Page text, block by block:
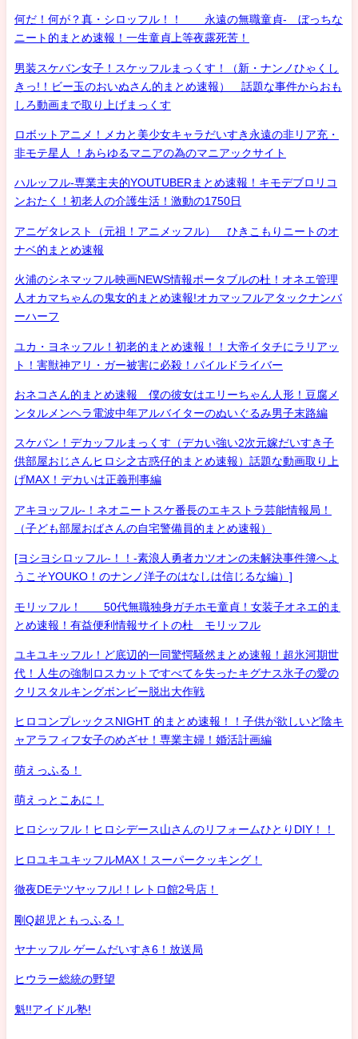
何だ！何が？真・シロッフル！！ 永遠の無職童貞- ぼっちな
ニート的まとめ速報！一生童貞上等夜露死苦！
男装スケバン女子！スケッフルまっくす！（新・ナンノひゃくし
きっ!！ビー玉のおいぬさん的まとめ速報） 話題な事件からおも
しろ動画まで取り上げまっくす
ロボットアニメ！メカと美少女キャラだいすき永遠の非リア充・
非モテ星人 ！あらゆるマニアの為のマニアックサイト
ハルッフル-専業主夫的YOUTUBERまとめ速報！キモデブロリコ
ンおたく！初老人の介護生活！激動の1750日
アニゲタレスト（元祖！アニメッフル） ひきこもりニートのオ
ナベ的まとめ速報
火浦のシネマッフル映画NEWS情報ポータブルの杜！オネエ管理
人オカマちゃんの鬼女的まとめ速報!オカマッフルアタックナンバ
ーハーフ
ユカ・ヨネッフル！初老的まとめ速報！！大帝イタチにラリアッ
ト！害獣神アリ・ガー被害に必殺！パイルドライバー
おネコさん的まとめ速報 僕の彼女はエリーちゃん人形！豆腐メ
ンタルメンヘラ電波中年アルバイターのぬいぐるみ男子末路編
スケバン！デカッフルまっくす（デカい強い2次元嫁だいすき子
供部屋おじさんヒロシ之古惑仔的まとめ速報）話題な動画取り上
げMAX！デカいは正義刑事編
アキヨッフル-！ネオニートスケ番長のエキストラ芸能情報局！
（子ども部屋おばさんの自宅警備員的まとめ速報）
[ヨシヨシロッフル-！！-素浪人勇者カツオンの未解決事件簿へよ
うこそYOUKO！のナンノ洋子のはなしは信じるな編）]
モリッフル！ 50代無職独身ガチホモ童貞！女装子オネエ的ま
とめ速報！有益便利情報サイトの杜 モリッフル
ユキユキッフル！ど底辺的一同驚愕騒然まとめ速報！超氷河期世
代！人生の強制ロスカットですべてを失ったキグナス氷子の愛の
クリスタルキングボンビー脱出大作戦
ヒロコンプレックスNIGHT 的まとめ速報！！子供が欲しいど陰キ
ャアラフィフ女子のめざせ！専業主婦！婚活計画編
萌えっふる！
萌えっとこあに！
ヒロシッフル！ヒロシデース山さんのリフォームひとりDIY！！
ヒロユキユキッフルMAX！スーパークッキング！
徹夜DEテツヤッフル!！レトロ館2号店！
剛Q超児ともっふる！
ヤナッフル ゲームだいすき6！放送局
ヒウラー総統の野望
魁!!アイドル塾!